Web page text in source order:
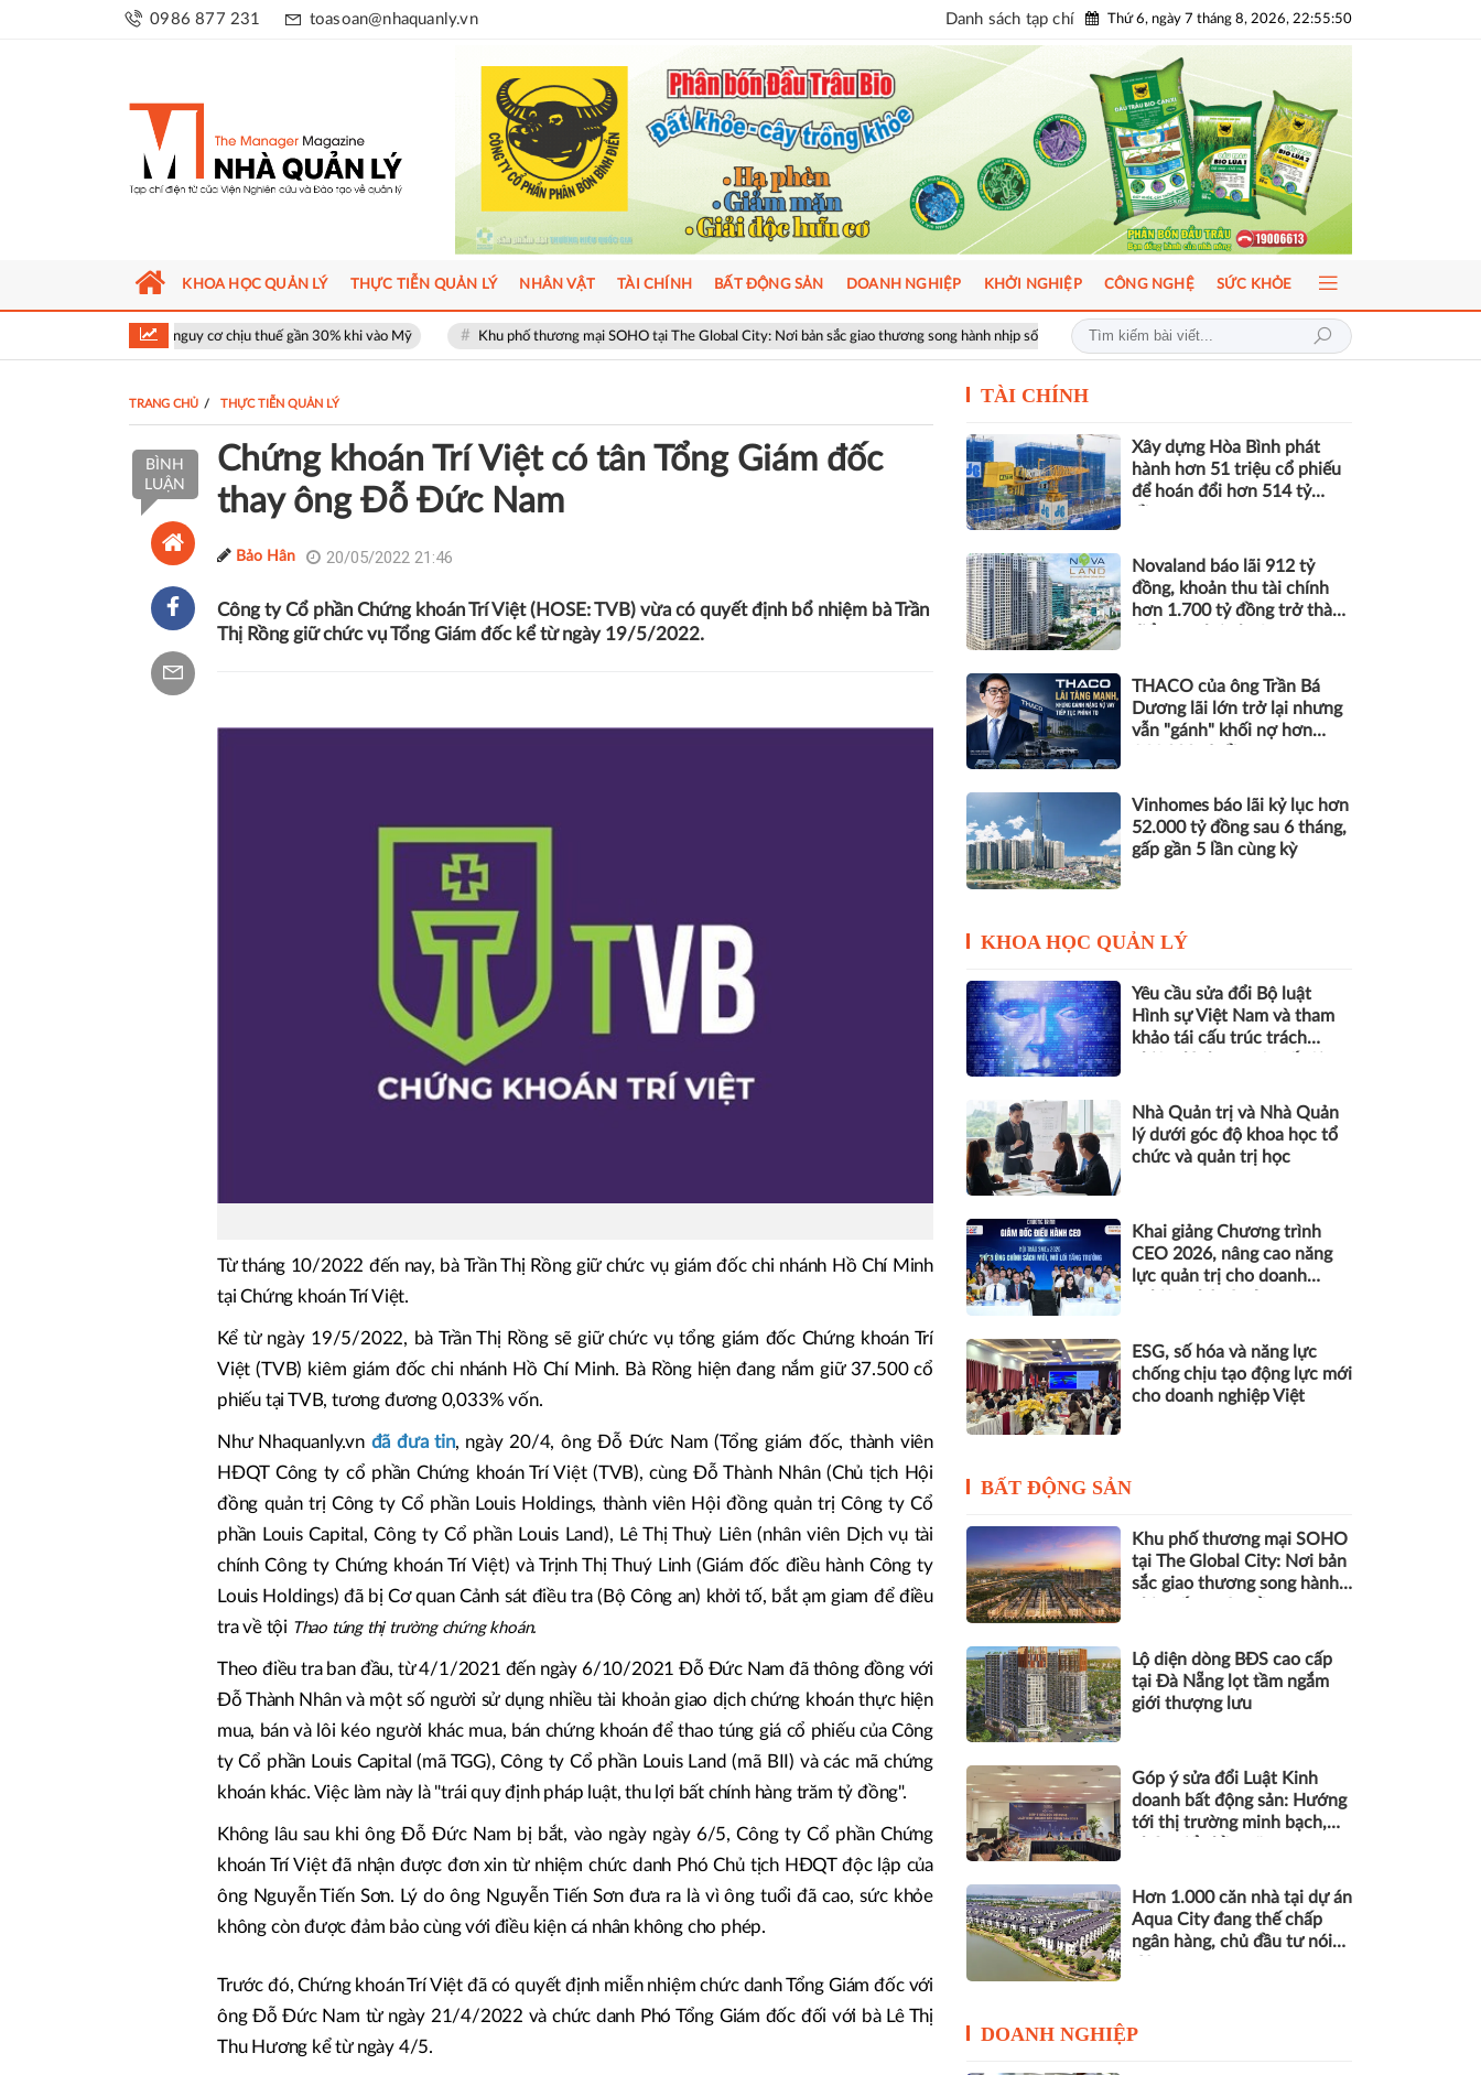
0986 877 231 toasoan@nhaquanly.vn Danh sách tạp chí Thứ 6, ngày 7 tháng 8, 2026, 22:55:51
đối mặt nguy cơ chịu thuế gần 30% khi vào Mỹ Khu phố thương mại SOHO tại The Global City: Nơi bản sắc giao thương song hành nhịp sống toàn cầu ICFM 2026: Đột phá mới trong phát triển Y học bào thai và Di
KHOA HỌC QUẢN LÝ THỰC TIỄN QUẢN LÝ NHÂN VẬT TÀI CHÍNH BẤT ĐỘNG SẢN DOANH NGHIỆP KHỞI NGHIỆP CÔNG NGHỆ SỨC KHỎE
TRANG CHỦ THỰC TIỄN QUẢN LÝ
BÌNH
LUẬN
Chứng khoán Trí Việt có tân Tổng Giám đốc
thay ông Đỗ Đức Nam
Bảo Hân 20/05/2022 21:46
Công ty Cổ phần Chứng khoán Trí Việt (HOSE: TVB) vừa có quyết định bổ nhiệm bà Trần
Thị Rồng giữ chức vụ Tổng Giám đốc kể từ ngày 19/5/2022.
Từ tháng 10/2022 đến nay, bà Trần Thị Rồng giữ chức vụ giám đốc chi nhánh Hồ Chí Minh
tại Chứng khoán Trí Việt.
Kể từ ngày 19/5/2022, bà Trần Thị Rồng sẽ giữ chức vụ tổng giám đốc Chứng khoán Trí
Việt (TVB) kiêm giám đốc chi nhánh Hồ Chí Minh. Bà Rồng hiện đang nắm giữ 37.500 cổ
phiếu tại TVB, tương đương 0,033% vốn.
Như Nhaquanly.vn đã đưa tin, ngày 20/4, ông Đỗ Đức Nam (Tổng giám đốc, thành viên
HĐQT Công ty cổ phần Chứng khoán Trí Việt (TVB), cùng Đỗ Thành Nhân (Chủ tịch Hội
đồng quản trị Công ty Cổ phần Louis Holdings, thành viên Hội đồng quản trị Công ty Cổ
phần Louis Capital, Công ty Cổ phần Louis Land), Lê Thị Thuỳ Liên (nhân viên Dịch vụ tài
chính Công ty Chứng khoán Trí Việt) và Trịnh Thị Thuý Linh (Giám đốc điều hành Công ty
Louis Holdings) đã bị Cơ quan Cảnh sát điều tra (Bộ Công an) khởi tố, bắt ạm giam để điều
tra về tội Thao túng thị trường chứng khoán.
Theo điều tra ban đầu, từ 4/1/2021 đến ngày 6/10/2021 Đỗ Đức Nam đã thông đồng với
Đỗ Thành Nhân và một số người sử dụng nhiều tài khoản giao dịch chứng khoán thực hiện
mua, bán và lôi kéo người khác mua, bán chứng khoán để thao túng giá cổ phiếu của Công
ty Cổ phần Louis Capital (mã TGG), Công ty Cổ phần Louis Land (mã BII) và các mã chứng
khoán khác. Việc làm này là "trái quy định pháp luật, thu lợi bất chính hàng trăm tỷ đồng".
Không lâu sau khi ông Đỗ Đức Nam bị bắt, vào ngày ngày 6/5, Công ty Cổ phần Chứng
khoán Trí Việt đã nhận được đơn xin từ nhiệm chức danh Phó Chủ tịch HĐQT độc lập của
ông Nguyễn Tiến Sơn. Lý do ông Nguyễn Tiến Sơn đưa ra là vì ông tuổi đã cao, sức khỏe
không còn được đảm bảo cùng với điều kiện cá nhân không cho phép.
Trước đó, Chứng khoán Trí Việt đã có quyết định miễn nhiệm chức danh Tổng Giám đốc với
ông Đỗ Đức Nam từ ngày 21/4/2022 và chức danh Phó Tổng Giám đốc đối với bà Lê Thị
Thu Hương kể từ ngày 4/5.
TÀI CHÍNH
Xây dựng Hòa Bình phát
hành hơn 51 triệu cổ phiếu
để hoán đổi hơn 514 tỷ
Novaland báo lãi 912 tỷ
đồng, khoản thu tài chính
hơn 1.700 tỷ đồng trở thành
THACO của ông Trần Bá
Dương lãi lớn trở lại nhưng
vẫn "gánh" khối nợ hơn
Vinhomes báo lãi kỷ lục hơn
52.000 tỷ đồng sau 6 tháng,
gấp gần 5 lần cùng kỳ
KHOA HỌC QUẢN LÝ
Yêu cầu sửa đổi Bộ luật
Hình sự Việt Nam và tham
khảo tái cấu trúc trách
nhân tạo
Nhà Quản trị và Nhà Quản
lý dưới góc độ khoa học tổ
chức và quản trị học
Khai giảng Chương trình
CEO 2026, nâng cao năng
lực quản trị cho doanh
ESG, số hóa và năng lực
chống chịu tạo động lực mới
cho doanh nghiệp Việt
BẤT ĐỘNG SẢN
Khu phố thương mại SOHO
tại The Global City: Nơi bản
sắc giao thương song hành
Lộ diện dòng BĐS cao cấp
tại Đà Nẵng lọt tầm ngắm
giới thượng lưu
Góp ý sửa đổi Luật Kinh
doanh bất động sản: Hướng
tới thị trường minh bạch,
Hơn 1.000 căn nhà tại dự án
Aqua City đang thế chấp
ngân hàng, chủ đầu tư nói
DOANH NGHIỆP